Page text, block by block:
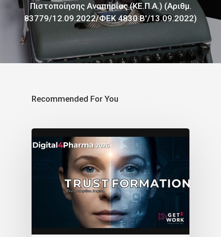
Πιστοποίησης Αναπηρίας (ΚΕ.Π.Α.) (Αριθμ.
83779/12.09.2022/ΦΕΚ 4830 Β'/13.09.2022)
Recommended For You